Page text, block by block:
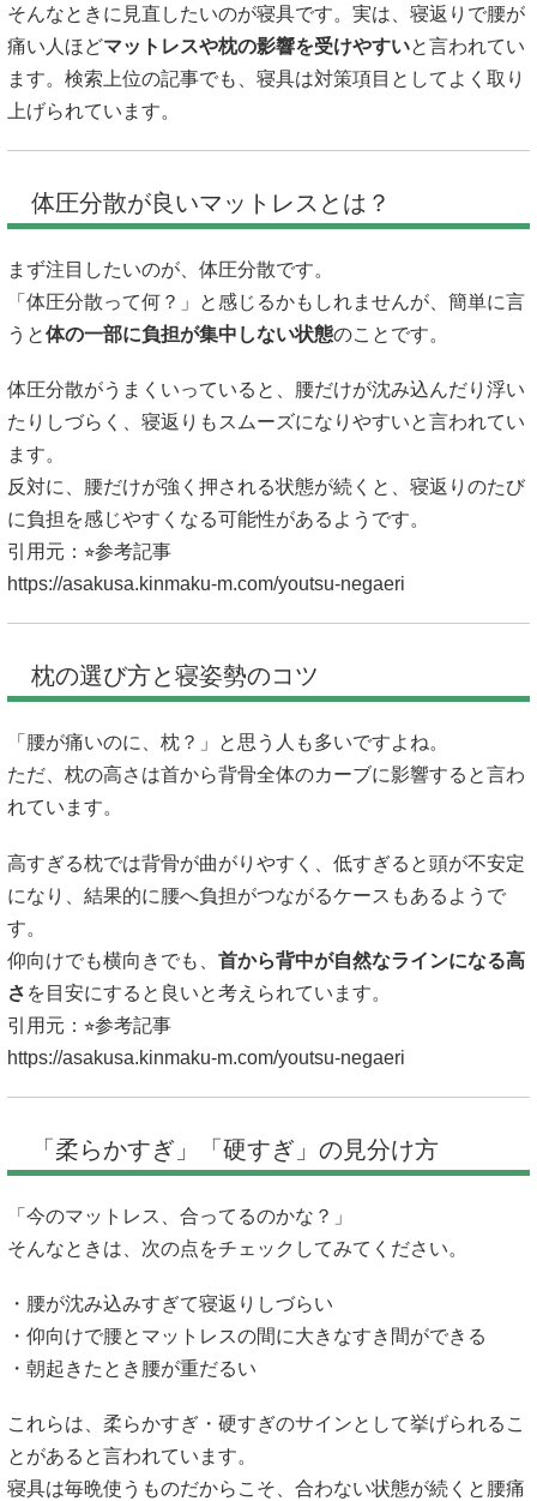
そんなときに見直したいのが寝具です。実は、寝返りで腰が
痛い人ほどマットレスや枕の影響を受けやすいと言われてい
ます。検索上位の記事でも、寝具は対策項目としてよく取り
上げられています。
体圧分散が良いマットレスとは？
まず注目したいのが、体圧分散です。
「体圧分散って何？」と感じるかもしれませんが、簡単に言
うと体の一部に負担が集中しない状態のことです。
体圧分散がうまくいっていると、腰だけが沈み込んだり浮い
たりしづらく、寝返りもスムーズになりやすいと言われてい
ます。
反対に、腰だけが強く押される状態が続くと、寝返りのたび
に負担を感じやすくなる可能性があるようです。
引用元：⭐︎参考記事
https://asakusa.kinmaku-m.com/youtsu-negaeri
枕の選び方と寝姿勢のコツ
「腰が痛いのに、枕？」と思う人も多いですよね。
ただ、枕の高さは首から背骨全体のカーブに影響すると言わ
れています。
高すぎる枕では背骨が曲がりやすく、低すぎると頭が不安定
になり、結果的に腰へ負担がつながるケースもあるようで
す。
仰向けでも横向きでも、 首から背中が自然なラインになる高
さ を目安にすると良いと考えられています。
引用元：⭐︎参考記事
https://asakusa.kinmaku-m.com/youtsu-negaeri
「柔らかすぎ」「硬すぎ」の見分け方
「今のマットレス、合ってるのかな？」
そんなときは、次の点をチェックしてみてください。
・腰が沈み込みすぎて寝返りしづらい
・仰向けで腰とマットレスの間に大きなすき間ができる
・朝起きたとき腰が重だるい
これらは、柔らかすぎ・硬すぎのサインとして挙げられるこ
とがあると言われています。
寝具は毎晩使うものだからこそ、合わない状態が続くと腰痛